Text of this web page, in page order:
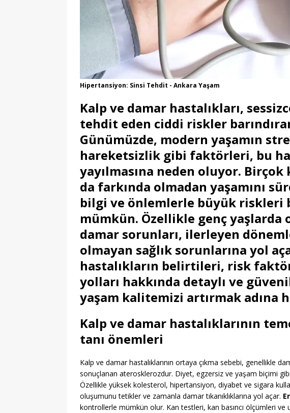
[ 28/07/2026 ] DGS 2026 Sonuçları
[ 28/07/2026 ] 2026 YKS Tercih Süreci ve
[ 28/07/2026 ] YÖK Atlas Artık Tamamen
EĞITIM
[ 28/07/2026 ]
YKS Tercih Sürecinde
[ 28/07/2026 ]
Ankara’da Ücretsiz Sağlık ve
[ 01/08/2026 ] Yeşil Vadi Arsa Ofisi ile
Fırsatları
GENEL
Hipertansiyon: Sinsi Tehdit - Ankara Yaşam
Kalp ve damar hastalıkları,
tehdit eden ciddi riskler
Günümüzde, modern yaşamın
hareketsizlik gibi faktörleri, bu
yayılmasına neden oluyor. Birçok
da farkında olmadan yaşamını
bilgi ve önlemlerle büyük riskleri
mümkün. Özellikle genç yaşlarda
damar sorunları, ilerleyen
olmayan sağlık sorunlarına yol
hastalıkların belirtileri, risk
yolları hakkında detaylı ve
yaşam kalitemizi artırmak adına
Kalp ve damar hastalıklarının
tanı önemleri
Kalp ve damar hastalıklarının ortaya çıkma sebebi, genellikle
sonuçlanan aterosklerozdur. Diyet, egzersiz ve yaşam biçimi
Özellikle yüksek kolesterol, hipertansiyon, diyabet ve sigara
oluşumunu tetikler ve zamanla damar tıkanıklıklarına yol açar.
kontrollerle mümkün olur. Kan testleri, kan basıncı ölçümleri ve